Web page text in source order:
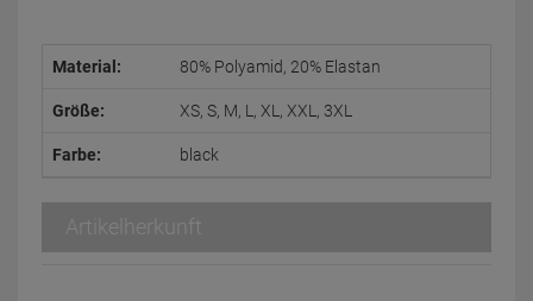
Material: 80% Polyamid, 20% Elastan
Größe: XS, S, M, L, XL, XXL, 3XL
Farbe: black
Artikelherkunft